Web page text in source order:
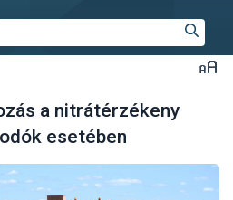
a nitrátérzékeny
esetében